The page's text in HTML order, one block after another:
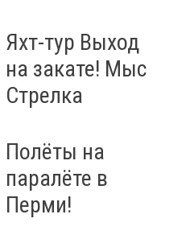
Яхт-тур Выход
на закате! Мыс
Стрелка
Полёты на
паралёте в
Перми!